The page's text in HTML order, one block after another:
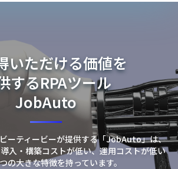
いただける価値を
するRPAツール
JobAuto
ーティービーが提供する「JobAuto」は、
入・構築コストが低い、運用コストが低い
の大きな特徴を持っています。